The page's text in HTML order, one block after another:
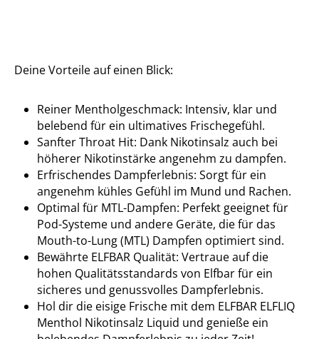
Deine Vorteile auf einen Blick:
Reiner Mentholgeschmack: Intensiv, klar und
belebend für ein ultimatives Frischegefühl.
Sanfter Throat Hit: Dank Nikotinsalz auch bei
höherer Nikotinstärke angenehm zu dampfen.
Erfrischendes Dampferlebnis: Sorgt für ein
angenehm kühles Gefühl im Mund und Rachen.
Optimal für MTL-Dampfen: Perfekt geeignet für
Pod-Systeme und andere Geräte, die für das
Mouth-to-Lung (MTL) Dampfen optimiert sind.
Bewährte ELFBAR Qualität: Vertraue auf die
hohen Qualitätsstandards von Elfbar für ein
sicheres und genussvolles Dampferlebnis.
Hol dir die eisige Frische mit dem ELFBAR ELFLIQ
Menthol Nikotinsalz Liquid und genieße ein